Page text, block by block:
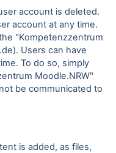
account is deleted.
account at any time.
"Kompetenzzentrum
Users can have
To do so, simply
Moodle.NRW"
be communicated to
is added, as files,